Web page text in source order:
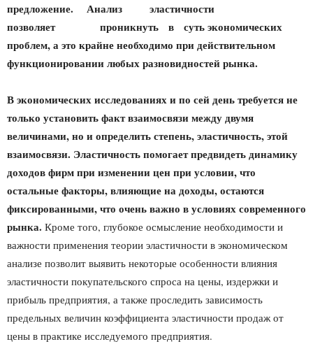
предложение. Анализ эластичности
позволяет проникнуть в суть экономических
проблем, а это крайне необходимо при действительном
функционировании любых разновидностей рынка.
В экономических исследованиях и по сей день требуется не
только установить факт взаимосвязи между двумя
величинами, но и определить степень, эластичность, этой
взаимосвязи. Эластичность помогает предвидеть динамику
доходов фирм при изменении цен при условии, что
остальные факторы, влияющие на доходы, остаются
фиксированными, что очень важно в условиях современного
рынка. Кроме того, глубокое осмысление необходимости и
важности применения теории эластичности в экономическом
анализе позволит выявить некоторые особенности влияния
эластичности покупательского спроса на цены, издержки и
прибыль предприятия, а также проследить зависимость
предельных величин коэффициента эластичности продаж от
цены в практике исследуемого предприятия.